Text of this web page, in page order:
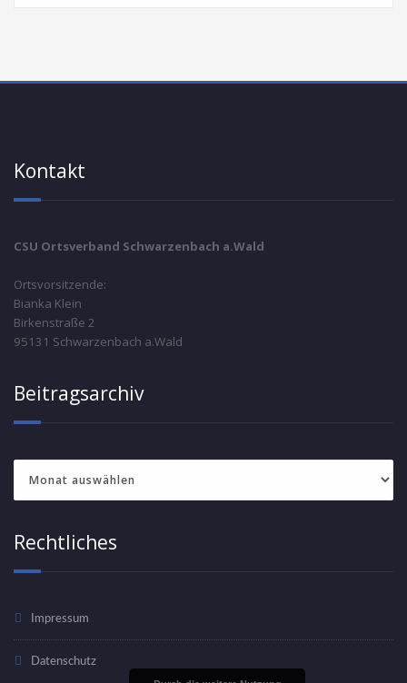
Kontakt
CSU Ortsverband Schwarzenbach a.Wald
Ortsvorsitzende:
Bianka Klein
Birkenstraße 2
95131 Schwarzenbach a.Wald
Beitragsarchiv
Rechtliches
Impressum
Datenschutz